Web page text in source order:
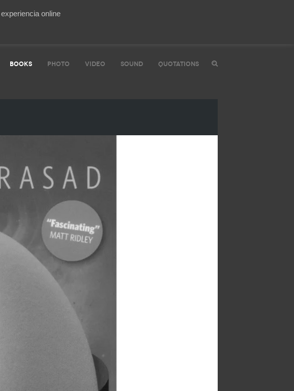
BOOKS PHOTO VIDEO SOUND QUOTATIONS
online